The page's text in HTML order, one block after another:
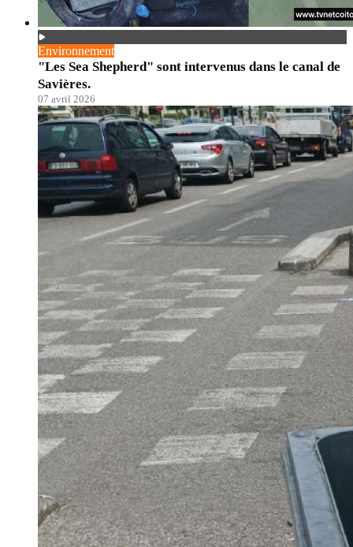
Environnement
"Les Sea Shepherd" sont intervenus dans le canal de
Savières.
07 avril 2026